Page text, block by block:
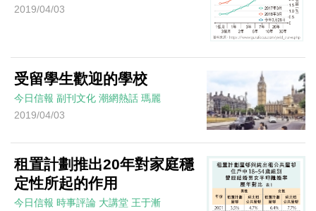
2019/04/03
受留學生歡迎的學校
今日信報 副刊文化 潮網熱話 瑪麗
2019/04/03
租置計劃推出20年對家庭穩
定性所起的作用
今日信報 時事評論 大講堂 王于漸